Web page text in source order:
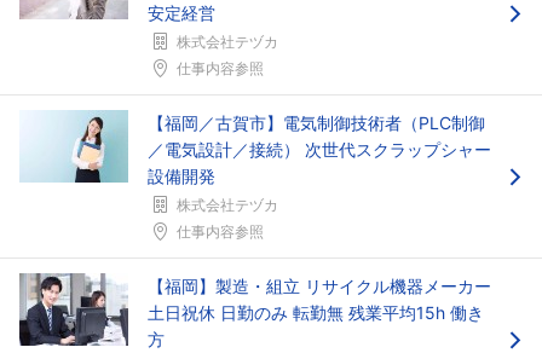
フォローしました
こちらの企業もフォローしませんか？
安定経営
株式会社テヅカ
仕事内容参照
【福岡／古賀市】電気制御技術者（PLC制御
／電気設計／接続） 次世代スクラップシャー
設備開発
株式会社テヅカ
仕事内容参照
【福岡】製造・組立 リサイクル機器メーカー
土日祝休 日勤のみ 転勤無 残業平均15h 働き
方